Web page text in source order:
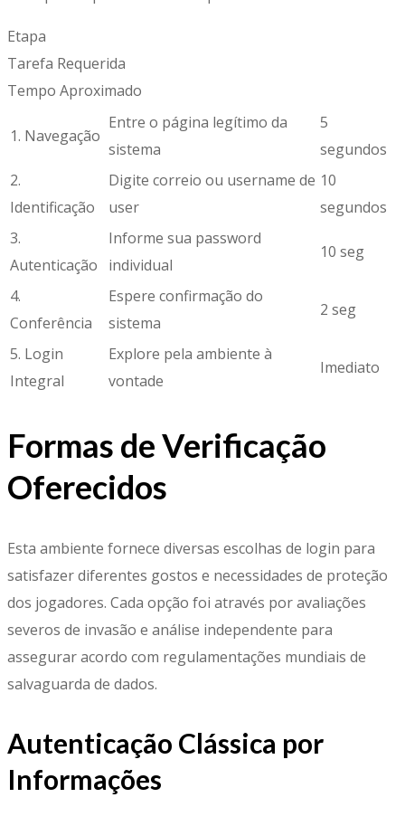
Etapa
Tarefa Requerida
Tempo Aproximado
1. Navegação
Entre o página legítimo da
sistema
5
segundos
2.
Identificação
Digite correio ou username de
user
10
segundos
3.
Autenticação
Informe sua password
individual
10 seg
4.
Conferência
Espere confirmação do
sistema
2 seg
5. Login
Integral
Explore pela ambiente à
vontade
Imediato
Formas de Verificação
Oferecidos
Esta ambiente fornece diversas escolhas de login para
satisfazer diferentes gostos e necessidades de proteção
dos jogadores. Cada opção foi através por avaliações
severos de invasão e análise independente para
assegurar acordo com regulamentações mundiais de
salvaguarda de dados.
Autenticação Clássica por
Informações